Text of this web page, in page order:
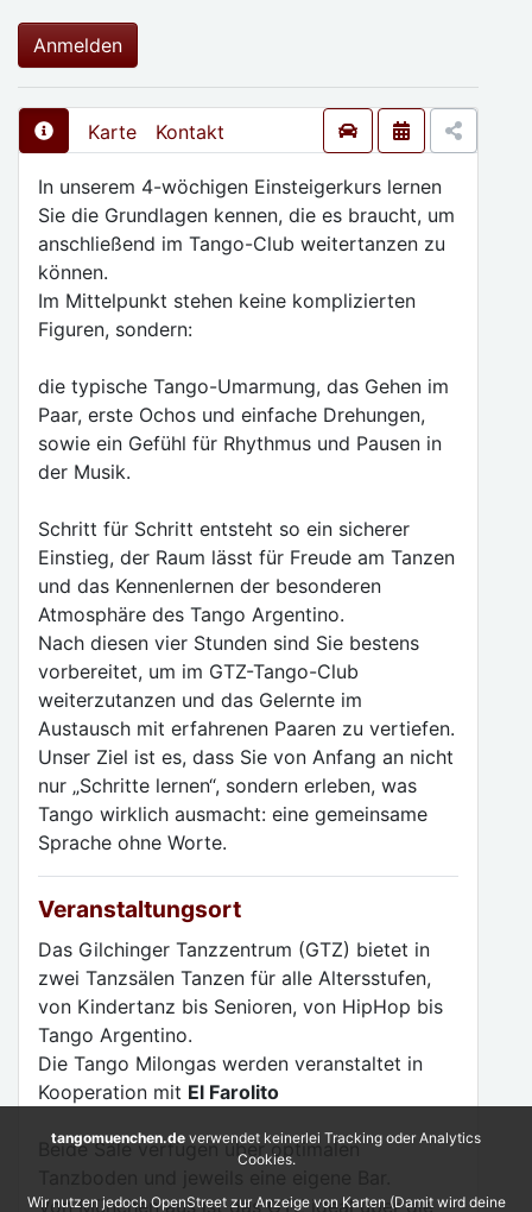
Anmelden
Karte Kontakt
In unserem 4-wöchigen Einsteigerkurs lernen
Sie die Grundlagen kennen, die es braucht, um
anschließend im Tango-Club weitertanzen zu
können.
Im Mittelpunkt stehen keine komplizierten
Figuren, sondern:
die typische Tango-Umarmung, das Gehen im
Paar, erste Ochos und einfache Drehungen,
sowie ein Gefühl für Rhythmus und Pausen in
der Musik.
Schritt für Schritt entsteht so ein sicherer
Einstieg, der Raum lässt für Freude am Tanzen
und das Kennenlernen der besonderen
Atmosphäre des Tango Argentino.
Nach diesen vier Stunden sind Sie bestens
vorbereitet, um im GTZ-Tango-Club
weiterzutanzen und das Gelernte im
Austausch mit erfahrenen Paaren zu vertiefen.
Unser Ziel ist es, dass Sie von Anfang an nicht
nur „Schritte lernen“, sondern erleben, was
Tango wirklich ausmacht: eine gemeinsame
Sprache ohne Worte.
Veranstaltungsort
Das Gilchinger Tanzzentrum (GTZ) bietet in
zwei Tanzsälen Tanzen für alle Altersstufen,
von Kindertanz bis Senioren, von HipHop bis
Tango Argentino.
Die Tango Milongas werden veranstaltet in
Kooperation mit El Farolito
Beide Säle verfügen über optimalen
Von München aus ist das GTZ ideal über die
tangomuenchen.de verwendet keinerlei Tracking oder Analytics
Cookies.
Wir nutzen jedoch OpenStreet zur Anzeige von Karten (Damit wird deine